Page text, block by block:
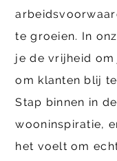
te groeien. In
je de vrijheid
om klanten blij
Stap binnen in
wooninspiratie,
het voelt om